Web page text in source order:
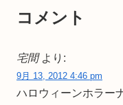
コメント
宅間 より:
9月 13, 2012 4:46 pm
ハロウィーンホラー